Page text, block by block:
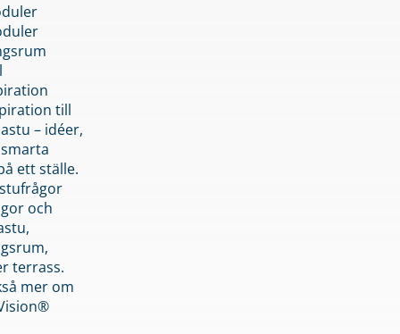
till
– idéer,
ett ställe.
och
terrass.
mer om